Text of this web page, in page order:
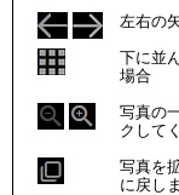
左右の
下に並
場合
写真の
クして
写真を
に戻し